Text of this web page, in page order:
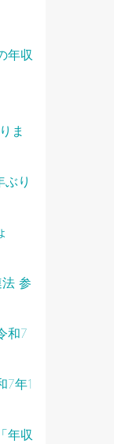
年収
ま
り
参
和7
7年1
年収